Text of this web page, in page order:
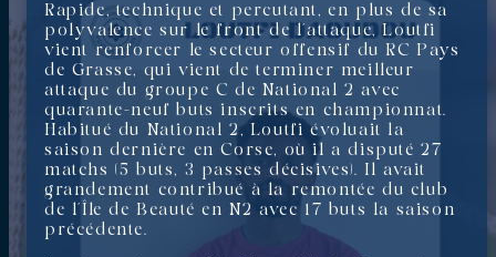
Rapide, technique et percutant, en plus de sa
polyvalence sur le front de l’attaque, Loutfi
vient renforcer le secteur offensif du RC Pays
de Grasse, qui vient de terminer meilleur
attaque du groupe C de National 2 avec
quarante-neuf buts inscrits en championnat.
Habitué du National 2, Loutfi évoluait la
saison dernière en Corse, où il a disputé 27
matchs (5 buts, 3 passes décisives). Il avait
grandement contribué à la remontée du club
de l’Île de Beauté en N2 avec 17 buts la saison
précédente.